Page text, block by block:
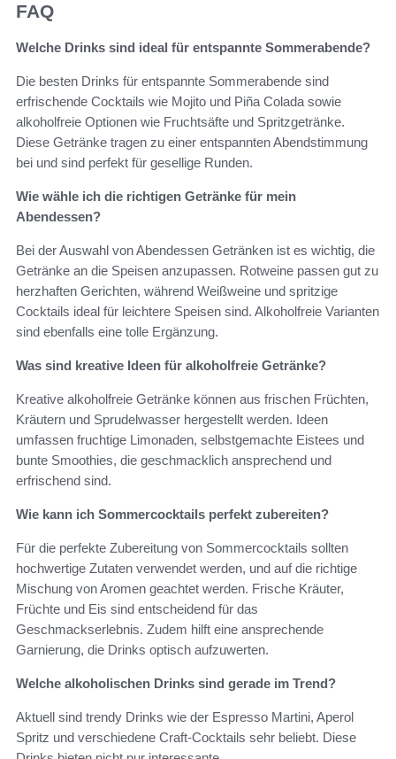
FAQ
Welche Drinks sind ideal für entspannte Sommerabende?
Die besten Drinks für entspannte Sommerabende sind
erfrischende Cocktails wie Mojito und Piña Colada sowie
alkoholfreie Optionen wie Fruchtsäfte und Spritzgetränke.
Diese Getränke tragen zu einer entspannten Abendstimmung
bei und sind perfekt für gesellige Runden.
Wie wähle ich die richtigen Getränke für mein
Abendessen?
Bei der Auswahl von Abendessen Getränken ist es wichtig, die
Getränke an die Speisen anzupassen. Rotweine passen gut zu
herzhaften Gerichten, während Weißweine und spritzige
Cocktails ideal für leichtere Speisen sind. Alkoholfreie Varianten
sind ebenfalls eine tolle Ergänzung.
Was sind kreative Ideen für alkoholfreie Getränke?
Kreative alkoholfreie Getränke können aus frischen Früchten,
Kräutern und Sprudelwasser hergestellt werden. Ideen
umfassen fruchtige Limonaden, selbstgemachte Eistees und
bunte Smoothies, die geschmacklich ansprechend und
erfrischend sind.
Wie kann ich Sommercocktails perfekt zubereiten?
Für die perfekte Zubereitung von Sommercocktails sollten
hochwertige Zutaten verwendet werden, und auf die richtige
Mischung von Aromen geachtet werden. Frische Kräuter,
Früchte und Eis sind entscheidend für das
Geschmackserlebnis. Zudem hilft eine ansprechende
Garnierung, die Drinks optisch aufzuwerten.
Welche alkoholischen Drinks sind gerade im Trend?
Aktuell sind trendy Drinks wie der Espresso Martini, Aperol
Spritz und verschiedene Craft-Cocktails sehr beliebt. Diese